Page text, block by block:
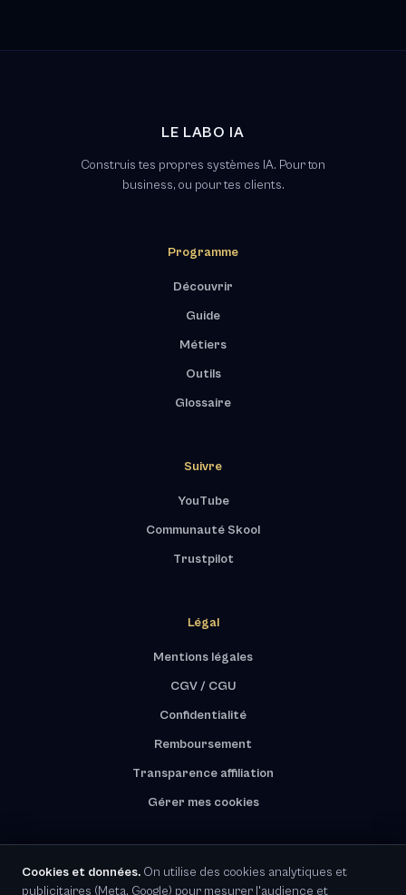
LE LABO IA
Construis tes propres systèmes IA. Pour ton
business, ou pour tes clients.
Programme
Découvrir
Guide
Métiers
Outils
Glossaire
Suivre
YouTube
Communauté Skool
Trustpilot
Légal
Mentions légales
CGV / CGU
Confidentialité
Remboursement
Transparence affiliation
Gérer mes cookies
Cookies et données. On utilise des cookies analytiques et
publicitaires (Meta, Google) pour mesurer l'audience et